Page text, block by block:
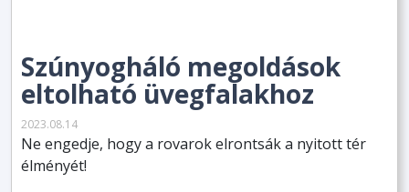
Szúnyogháló megoldások
eltolható üvegfalakhoz
2023.08.14
Ne engedje, hogy a rovarok elrontsák a nyitott tér
élményét!